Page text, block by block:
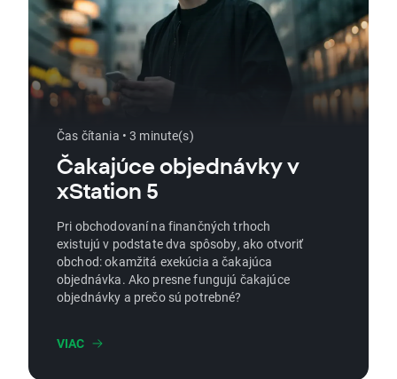
Čas čítania • 3 minute(s)
Čakajúce objednávky v
xStation 5
Pri obchodovaní na finančných trhoch
existujú v podstate dva spôsoby, ako otvoriť
obchod: okamžitá exekúcia a čakajúca
objednávka. Ako presne fungujú čakajúce
objednávky a prečo sú potrebné?
VIAC